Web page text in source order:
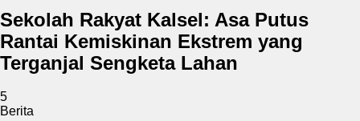
Sekolah Rakyat Kalsel: Asa Putus
Rantai Kemiskinan Ekstrem yang
Terganjal Sengketa Lahan
5
Berita